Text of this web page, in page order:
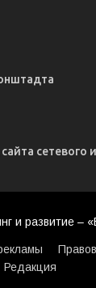
сетевого
и развитие –
Редакция